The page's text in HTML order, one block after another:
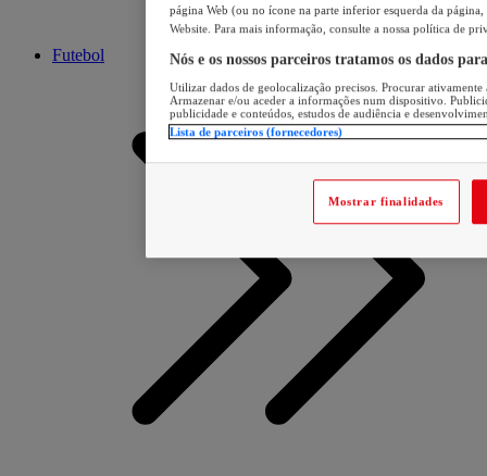
Futebol
página Web (ou no ícone na parte inferior esquerda da página,
Website. Para mais informação, consulte a nossa política de
Nós e os nossos parceiros tratamos os dados
Utilizar dados de geolocalização precisos. Procurar
Armazenar e/ou aceder a informações num dispositivo.
publicidade e conteúdos, estudos de audiência e
Lista de parceiros (fornecedores)
Mostrar finalidades